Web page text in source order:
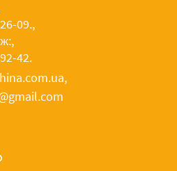
09.,
,
42.